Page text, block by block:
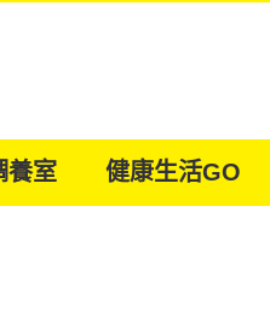
養室 健康生活GO